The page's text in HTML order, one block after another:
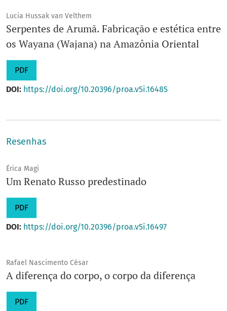
Lucia Hussak van Velthem
Serpentes de Arumã. Fabricação e estética entre
os Wayana (Wajana) na Amazônia Oriental
PDF
DOI: https://doi.org/10.20396/proa.v5i.16485
Resenhas
Érica Magi
Um Renato Russo predestinado
PDF
DOI: https://doi.org/10.20396/proa.v5i.16497
Rafael Nascimento César
A diferença do corpo, o corpo da diferença
PDF